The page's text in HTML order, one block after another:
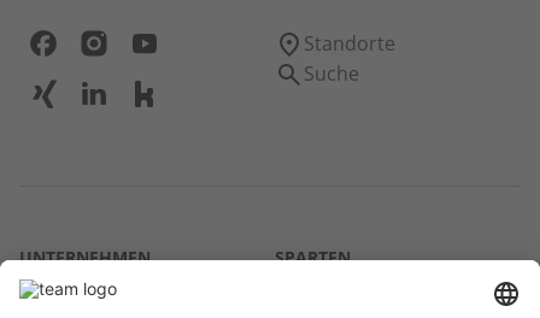
Standorte
Suche
UNTERNEHMEN
Über uns
SPARTEN